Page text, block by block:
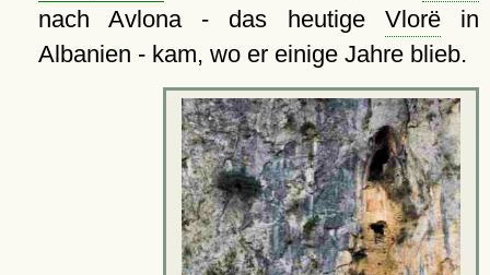
nach Avlona - das heutige Vlorëin
Albanien - kam, wo er einige Jahre blieb.